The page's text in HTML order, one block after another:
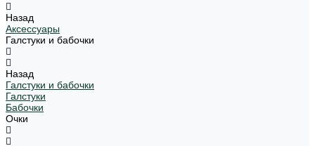
Назад
Аксессуары
Галстуки и бабочки
Назад
Галстуки и бабочки
Галстуки
Бабочки
Очки